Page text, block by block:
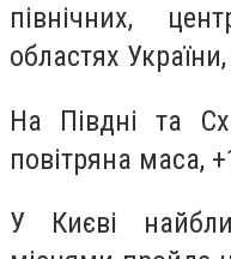
північних,
областях
На Півдні та
повітряна маса,
У Києві